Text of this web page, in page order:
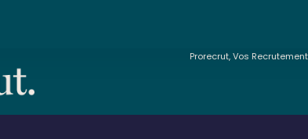
Prorecrut, Vos